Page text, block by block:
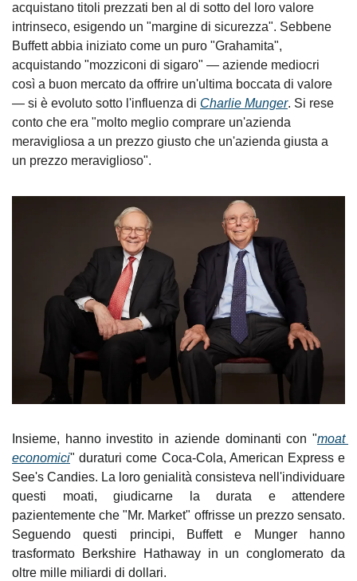
acquistano titoli prezzati ben al di sotto del loro valore
intrinseco, esigendo un "margine di sicurezza". Sebbene
Buffett abbia iniziato come un puro "Grahamita",
acquistando "mozziconi di sigaro" — aziende mediocri
così a buon mercato da offrire un'ultima boccata di valore
— si è evoluto sotto l'influenza di Charlie Munger. Si rese
conto che era "molto meglio comprare un'azienda
meravigliosa a un prezzo giusto che un'azienda giusta a
un prezzo meraviglioso".
Insieme, hanno investito in aziende dominanti con "moat
economici" duraturi come Coca-Cola, American Express e
See's Candies. La loro genialità consisteva nell'individuare
questi moati, giudicarne la durata e attendere
pazientemente che "Mr. Market" offrisse un prezzo sensato.
Seguendo questi principi, Buffett e Munger hanno
trasformato Berkshire Hathaway in un conglomerato da
oltre mille miliardi di dollari.